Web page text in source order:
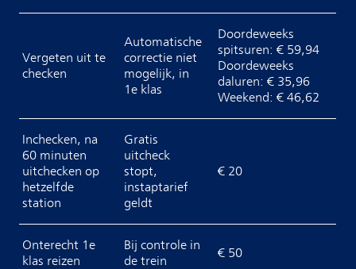
Vergeten uit te
checken
Automatische
correctie niet
mogelijk, in
1e klas
Doordeweeks
spitsuren: € 59,94
Doordeweeks
daluren: € 35,96
Weekend: € 46,62
Inchecken, na
60 minuten
uitchecken op
hetzelfde
station
Gratis
uitcheck
stopt,
instaptarief
geldt
€ 20
Onterecht 1e
klas reizen
Bij controle in
de trein
€ 50